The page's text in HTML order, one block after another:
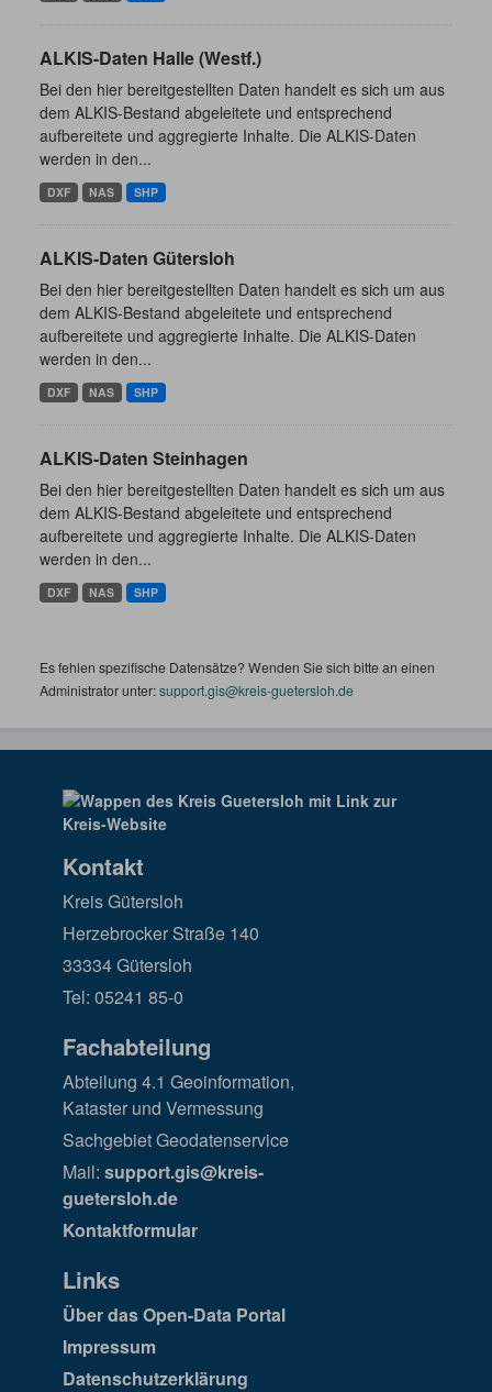
ALKIS-Daten Halle (Westf.)
Bei den hier bereitgestellten Daten handelt es sich um aus
dem ALKIS-Bestand abgeleitete und entsprechend
aufbereitete und aggregierte Inhalte. Die ALKIS-Daten
werden in den...
DXF NAS SHP
ALKIS-Daten Gütersloh
Bei den hier bereitgestellten Daten handelt es sich um aus
dem ALKIS-Bestand abgeleitete und entsprechend
aufbereitete und aggregierte Inhalte. Die ALKIS-Daten
werden in den...
DXF NAS SHP
ALKIS-Daten Steinhagen
Bei den hier bereitgestellten Daten handelt es sich um aus
dem ALKIS-Bestand abgeleitete und entsprechend
aufbereitete und aggregierte Inhalte. Die ALKIS-Daten
werden in den...
DXF NAS SHP
Es fehlen spezifische Datensätze? Wenden Sie sich bitte an einen
Administrator unter:support.gis@kreis-guetersloh.de
Kontakt
Kreis Gütersloh
Herzebrocker Straße 140
33334 Gütersloh
Tel: 05241 85-0
Fachabteilung
Abteilung 4.1 Geoinformation,
Kataster und Vermessung
Sachgebiet Geodatenservice
Mail: support.gis@kreis-
guetersloh.de
Kontaktformular
Links
Über das Open-Data Portal
Impressum
Datenschutzerklärung